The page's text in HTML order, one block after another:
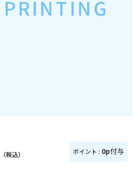
（税込） ポイント : 0p付与